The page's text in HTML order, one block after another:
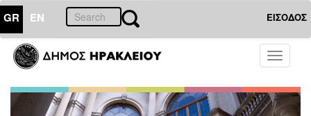
GR EN ΕΙΣΟΔΟΣ
Toggle
ΔΗΜΟΣ
Δελτία
Τύπου